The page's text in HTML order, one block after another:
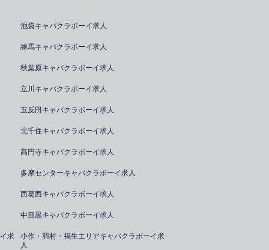
池袋キャバクラボーイ求人
練馬キャバクラボーイ求人
秋葉原キャバクラボーイ求人
立川キャバクラボーイ求人
五反田キャバクラボーイ求人
北千住キャバクラボーイ求人
高円寺キャバクラボーイ求人
多摩センターキャバクラボーイ求人
西葛西キャバクラボーイ求人
中目黒キャバクラボーイ求人
求
小作・羽村・福生エリアキャバクラボーイ求
人